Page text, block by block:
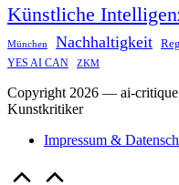
Künstliche
München Nachhaltigkeit
YES AI CAN ZKM
Copyright 2026 — ai-
Kunstkritiker
Impressum &